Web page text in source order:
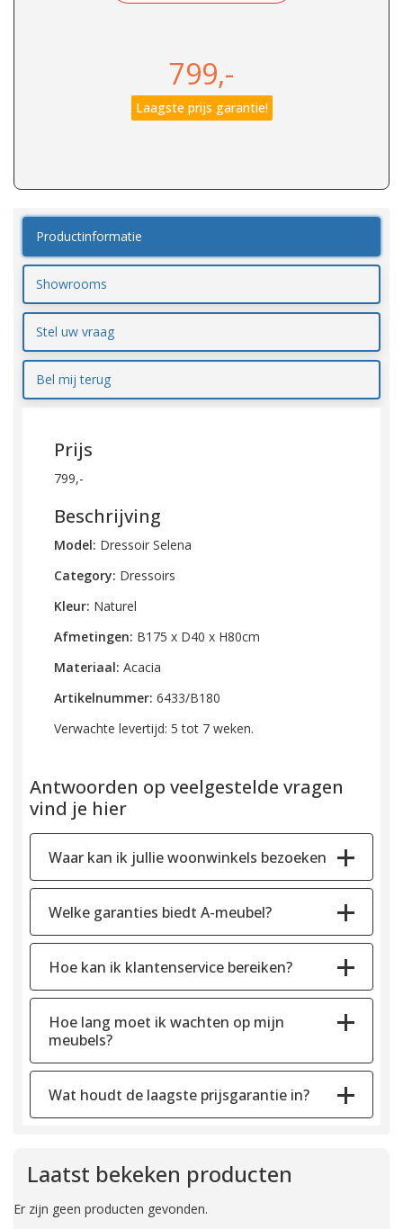
799,-
Laagste prijs garantie!
Productinformatie
Showrooms
Stel uw vraag
Bel mij terug
Prijs
799,-
Beschrijving
Model: Dressoir Selena
Category: Dressoirs
Kleur: Naturel
Afmetingen: B175 x D40 x H80cm
Materiaal: Acacia
Artikelnummer: 6433/B180
Verwachte levertijd: 5 tot 7 weken.
Antwoorden op veelgestelde vragen
vind je hier
Waar kan ik jullie woonwinkels bezoeken
Welke garanties biedt A-meubel?
Hoe kan ik klantenservice bereiken?
Hoe lang moet ik wachten op mijn
meubels?
Wat houdt de laagste prijsgarantie in?
Laatst bekeken producten
Er zijn geen producten gevonden.